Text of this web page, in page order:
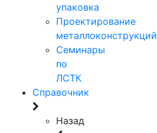
упаковка
Проектирование
металлоконструкций
Семинары
по
ЛСТК
Справочник
Назад